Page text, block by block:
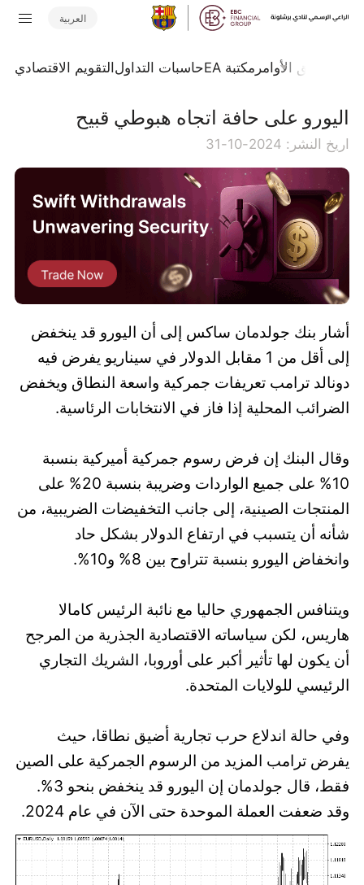
العربية
تدفق الأوامر مكتبة EA حاسبات التداولالتقويم الاقتصادي
اليورو على حافة اتجاه هبوطي قبيح
اريخ النشر: 2024-10-31
أشار بنك جولدمان ساكس إلى أن اليورو قد ينخفض
إلى أقل من 1 مقابل الدولار في سيناريو يفرض فيه
دونالد ترامب تعريفات جمركية واسعة النطاق ويخفض
الضرائب المحلية إذا فاز في الانتخابات الرئاسية.
وقال البنك إن فرض رسوم جمركية أميركية بنسبة
10% على جميع الواردات وضريبة بنسبة 20% على
المنتجات الصينية، إلى جانب التخفيضات الضريبية، من
شأنه أن يتسبب في ارتفاع الدولار بشكل حاد
وانخفاض اليورو بنسبة تتراوح بين 8% و10%.
ويتنافس الجمهوري حاليا مع نائبة الرئيس كامالا
هاريس، لكن سياساته الاقتصادية الجذرية من المرجح
أن يكون لها تأثير أكبر على أوروبا، الشريك التجاري
الرئيسي للولايات المتحدة.
وفي حالة اندلاع حرب تجارية أضيق نطاقا، حيث
يفرض ترامب المزيد من الرسوم الجمركية على الصين
فقط، قال جولدمان إن اليورو قد ينخفض بنحو 3%.
وقد ضعفت العملة الموحدة حتى الآن في عام 2024.